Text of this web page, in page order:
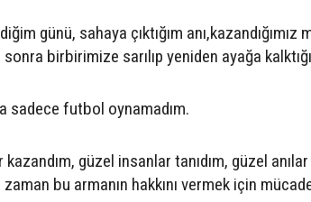
günü, sahaya çıktığım
birbirimize sarılıp yeniden ayağa
sadece futbol oynamadım.
güzel insanlar tanıdım, güzel
bu armanın hakkını vermek için